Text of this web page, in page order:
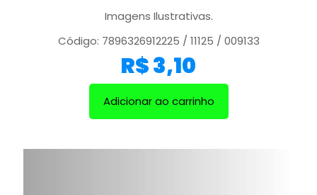
Imagens Ilustrativas.
Código: 7896326912225 / 11125 / 009133
R$3,10
Adicionar ao carrinho